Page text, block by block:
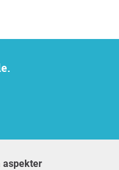
aspekter